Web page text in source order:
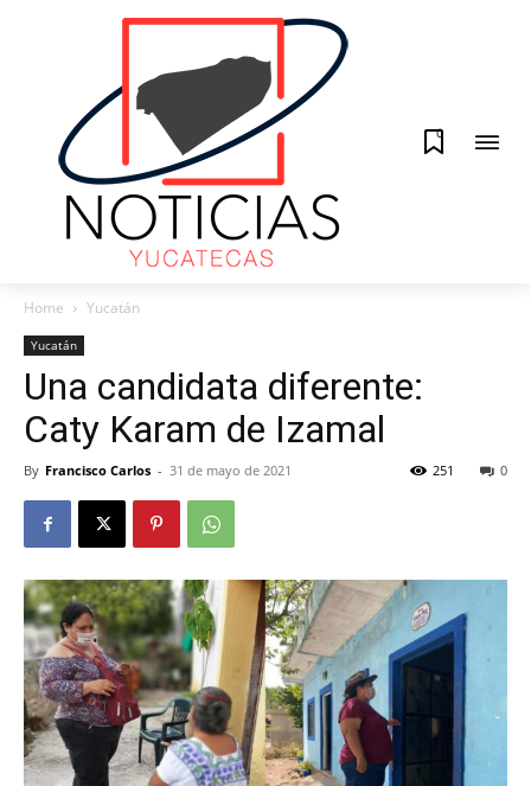
0
Home Yucatán
Yucatán
Una candidata diferente:
Caty Karam de Izamal
By Francisco Carlos - 31 de mayo de 2021 0
251